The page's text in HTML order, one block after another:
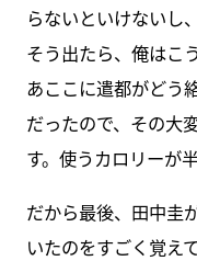
らないといけないし
そう出たら、俺はこ
あここに遣都がどう
だったので、その大
す。使うカロリーが
だから最後、田中圭
いたのをすごく覚え